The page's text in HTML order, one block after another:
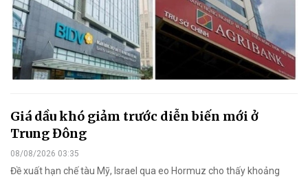
Giá dầu khó giảm trước diễn biến mới ở
Trung Đông
08/08/2026 03:35
Đề xuất hạn chế tàu Mỹ, Israel qua eo Hormuz cho thấy khoảng